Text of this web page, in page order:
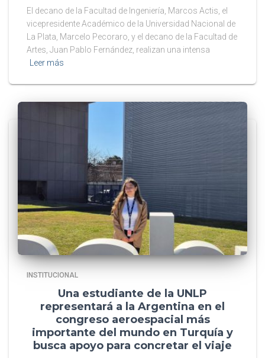
El decano de la Facultad de Ingeniería, Marcos Actis, el
vicepresidente Académico de la Universidad Nacional de
La Plata, Marcelo Pecoraro, y el decano de la Facultad de
Artes, Juan Pablo Fernández, realizan una intensa
Leer más
INSTITUCIONAL
Una estudiante de la UNLP
representará a la Argentina en el
congreso aeroespacial más
importante del mundo en Turquía y
busca apoyo para concretar el viaje